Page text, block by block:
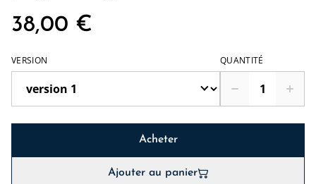
38,00 €
VERSION QUANTITÉ
Acheter
Ajouter au panier